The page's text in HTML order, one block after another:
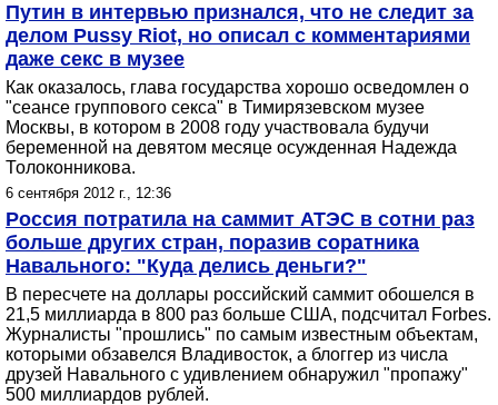
Путин в интервью признался, что не следит за
делом Pussy Riot, но описал с комментариями
даже секс в музее
Как оказалось, глава государства хорошо осведомлен о
"сеансе группового секса" в Тимирязевском музее
Москвы, в котором в 2008 году участвовала будучи
беременной на девятом месяце осужденная Надежда
Толоконникова.
6 сентября 2012 г., 12:36
Россия потратила на саммит АТЭС в сотни раз
больше других стран, поразив соратника
Навального: "Куда делись деньги?"
В пересчете на доллары российский саммит обошелся в
21,5 миллиарда в 800 раз больше США, подсчитал Forbes.
Журналисты "прошлись" по самым известным объектам,
которыми обзавелся Владивосток, а блоггер из числа
друзей Навального с удивлением обнаружил "пропажу"
500 миллиардов рублей.